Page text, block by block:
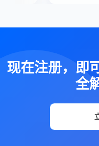
现在注册，即
全